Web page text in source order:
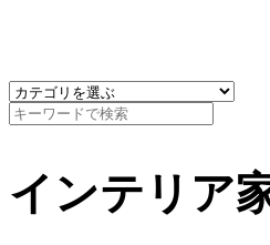
インテリア